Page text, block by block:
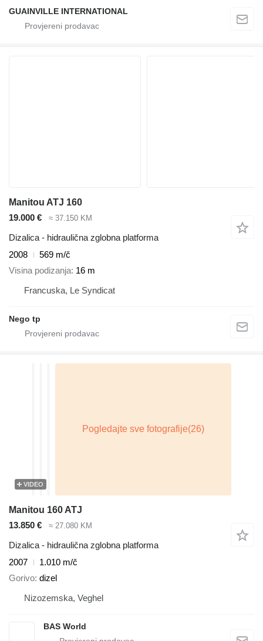
GUAINVILLE INTERNATIONAL
Manitou ATJ 160
19.000 €
≈ 37.150 KM
Dizalica - hidraulična zglobna platforma
2008
569 m/č
Visina podizanja 16 m
Francuska, Le Syndicat
Nego tp
VIDEO
Manitou 160 ATJ
13.850 €
≈ 27.080 KM
Dizalica - hidraulična zglobna platforma
2007
1.010 m/č
Gorivo dizel
Nizozemska, Veghel
BAS World